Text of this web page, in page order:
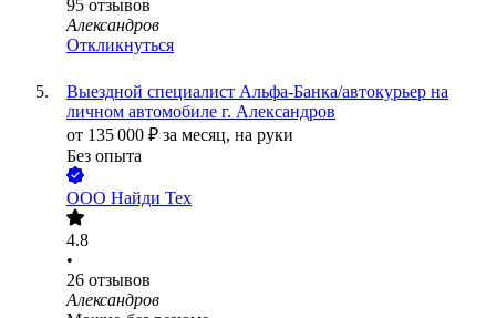
95 отзывов
Александров
Откликнуться
Выездной специалист Альфа-Банка/автокурьер на
личном автомобиле г. Александров
от 135 000 ₽ за месяц, на руки
Без опыта
ООО Найди Тех
4.8
•
26 отзывов
Александров